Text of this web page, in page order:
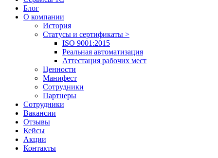
Блог
О компании
История
Статусы и сертификаты >
ISO 9001:2015
Реальная автоматизация
Аттестация рабочих мест
Ценности
Манифест
Сотрудники
Партнеры
Сотрудники
Вакансии
Отзывы
Кейсы
Акции
Контакты